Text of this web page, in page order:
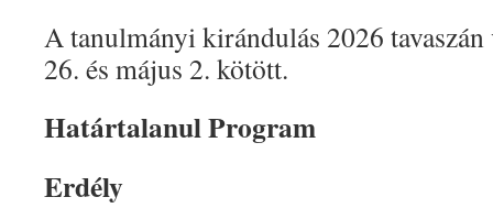
A tanulmányi kirándulás 2026
26. és május 2. kötött.
Határtalanul Program
Erdély